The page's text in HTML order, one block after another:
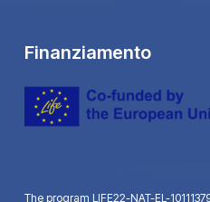
Finanziamento
The program LIFE22-NAT-EL-